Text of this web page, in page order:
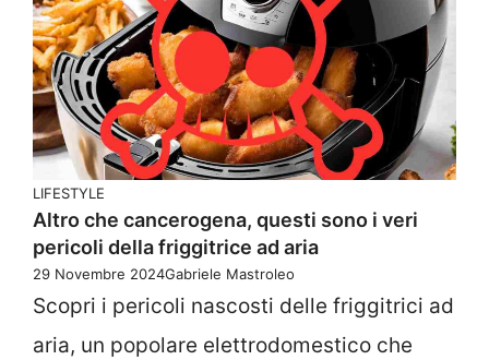
LIFESTYLE
Altro che cancerogena, questi sono i veri
pericoli della friggitrice ad aria
29 Novembre 2024Gabriele Mastroleo
Scopri i pericoli nascosti delle friggitrici ad
aria, un popolare elettrodomestico che